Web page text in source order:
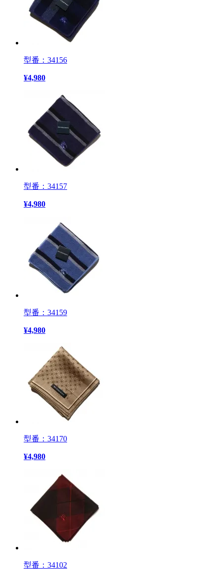
型番：34156
¥4,980
型番：34157
¥4,980
型番：34159
¥4,980
型番：34170
¥4,980
型番：34102